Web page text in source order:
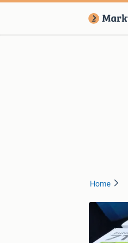
Home